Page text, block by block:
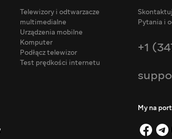
Telewizory i odtwarzacze
multimedialne
Urządzenia mobilne
Komputer
Podłącz telewizor
Test prędkości internetu
Pytania i
+1
My na